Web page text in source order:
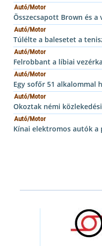
Autó/Motor
Összecsapott Brown és a
Autó/Motor
Túlélte a balesetet a
Autó/Motor
Felrobbant a líbiai
Autó/Motor
Egy sofőr 51 alkalommal
Autó/Motor
Okoztak némi
Autó/Motor
Kínai elektromos autók a